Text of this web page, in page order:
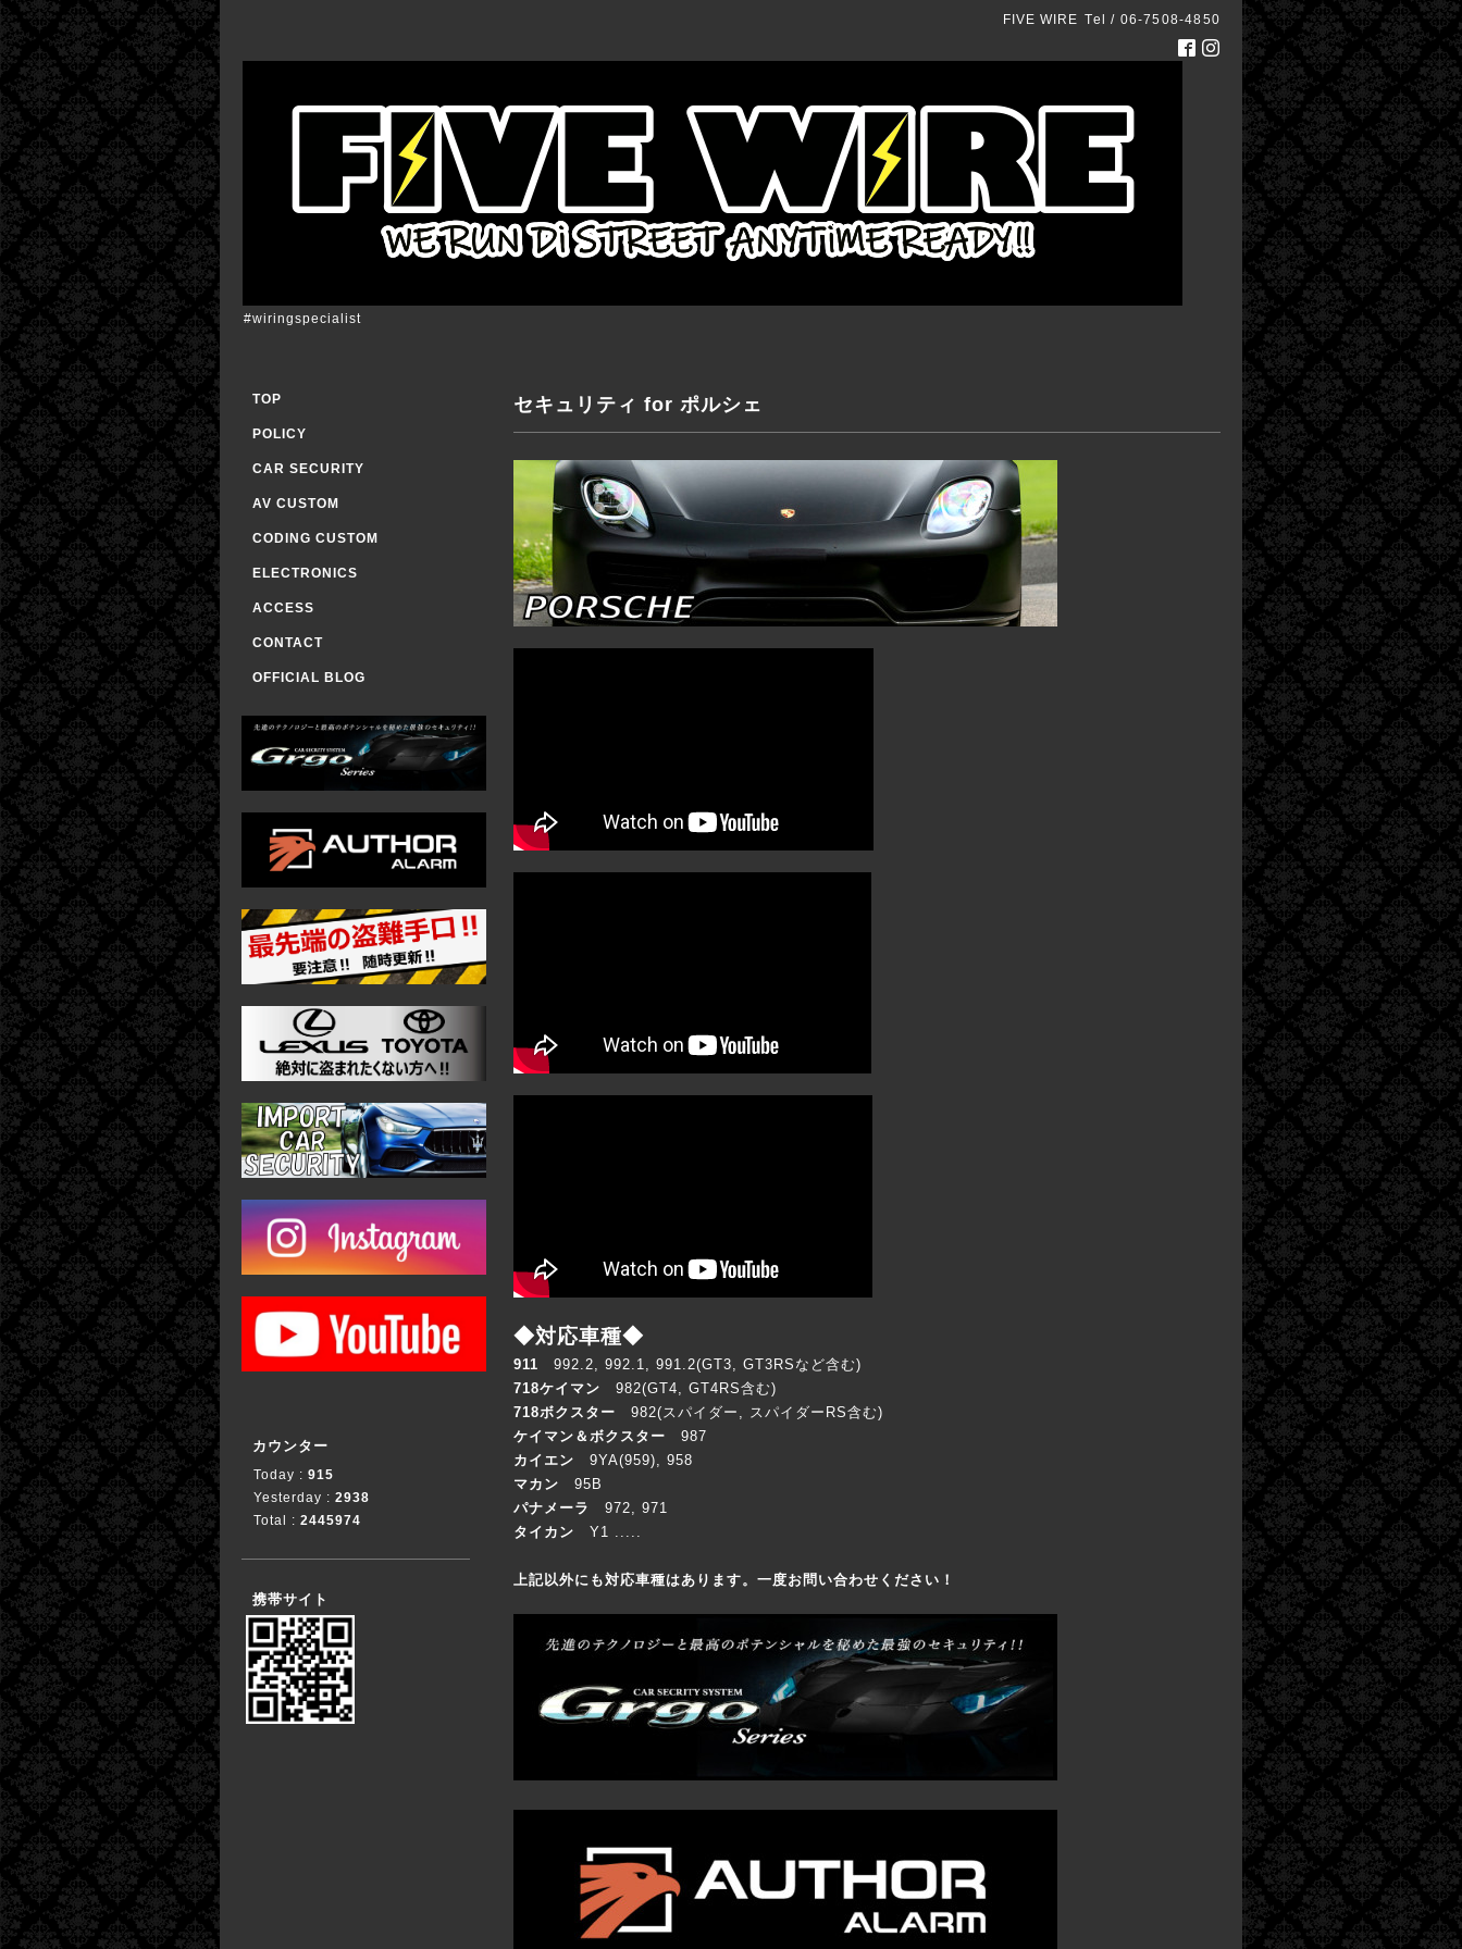
FIVE WIRE Tel / 06-7508-4850
#wiringspecialist
セキュリティ for ポルシェ
◆対応車種◆
911 992.2, 992.1, 991.2(GT3, GT3RSなど含む)
718ケイマン 982(GT4, GT4RS含む)
718ボクスター 982(スパイダー, スパイダーRS含む)
ケイマン＆ボクスター 987
カイエン 9YA(959), 958
マカン 95B
パナメーラ 972, 971
タイカン Y1 .....
上記以外にも対応車種はあります。一度お問い合わせください！
TOP
POLICY
CAR SECURITY
AV CUSTOM
CODING CUSTOM
ELECTRONICS
ACCESS
CONTACT
OFFICIAL BLOG
カウンター
Today : 915
Yesterday : 2938
Total : 2445974
携帯サイト